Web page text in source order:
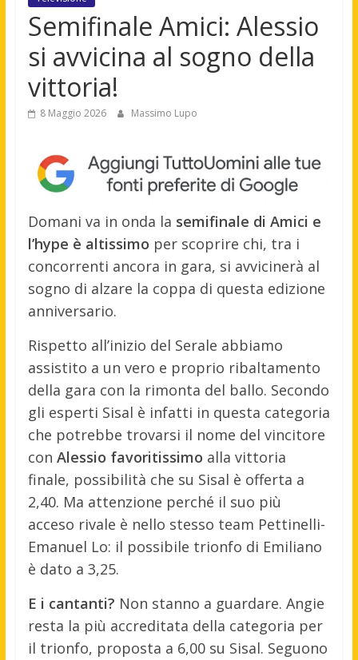
Semifinale Amici: Alessio
si avvicina al sogno della
vittoria!
8 Maggio 2026 Massimo Lupo
Domani va in onda la semifinale di Amici e
l’hype è altissimo per scoprire chi, tra i
concorrenti ancora in gara, si avvicinerà al
sogno di alzare la coppa di questa edizione
anniversario.
Rispetto all’inizio del Serale abbiamo
assistito a un vero e proprio ribaltamento
della gara con la rimonta del ballo. Secondo
gli esperti Sisal è infatti in questa categoria
che potrebbe trovarsi il nome del vincitore
con Alessio favoritissimo alla vittoria
finale, possibilità che su Sisal è offerta a
2,40. Ma attenzione perché il suo più
acceso rivale è nello stesso team Pettinelli-
Emanuel Lo: il possibile trionfo di Emiliano
è dato a 3,25.
E i cantanti? Non stanno a guardare. Angie
resta la più accreditata della categoria per
il trionfo, proposta a 6,00 su Sisal. Seguono